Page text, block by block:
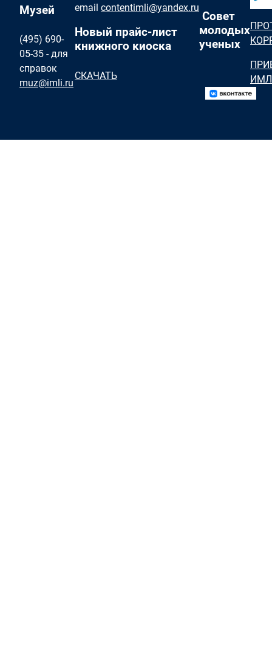
Музей
(495) 690-
05-35 - для
справок
muz@imli.ru
email contentimli@yandex.ru
Новый прайс-лист
книжного киоска
СКАЧАТЬ
Совет
молодых
ученых